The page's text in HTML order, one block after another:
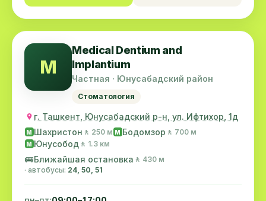
M
Medical Dentium and
Implantium
Частная · Юнусабадский район
Стоматология
г. Ташкент, Юнусабадский р-н, ул. Ифтихор, 1д
M Шахристон 🚶 250 м M Бодомзор 🚶 700 м
M Юнусобод 🚶 1.3 км
🚌Ближайшая остановка 🚶 430 м
· автобусы: 24, 50, 51